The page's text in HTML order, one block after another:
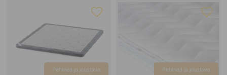
Pehmeä ja joustava Pehmeä ja joustava